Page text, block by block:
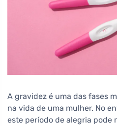
A gravidez é uma das fases
na vida de uma mulher. No
este período de alegria pode